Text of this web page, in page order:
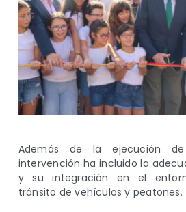
Además de la ejecución
intervención ha incluido la
y su integración en el
tránsito de vehículos y peatones.